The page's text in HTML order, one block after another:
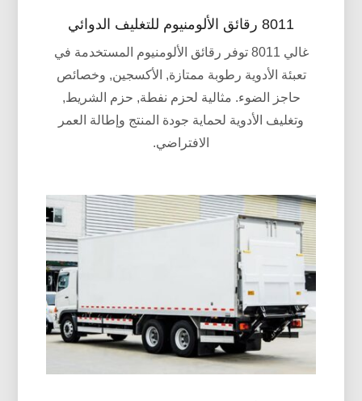
8011 رقائق الألومنيوم للتغليف الدوائي
غالي 8011 توفر رقائق الألومنيوم المستخدمة في
تعبئة الأدوية رطوبة ممتازة, الأكسجين, وخصائص
حاجز الضوء. مثالية لحزم نفطة, حزم الشريط,
وتغليف الأدوية لحماية جودة المنتج وإطالة العمر
الافتراضي.